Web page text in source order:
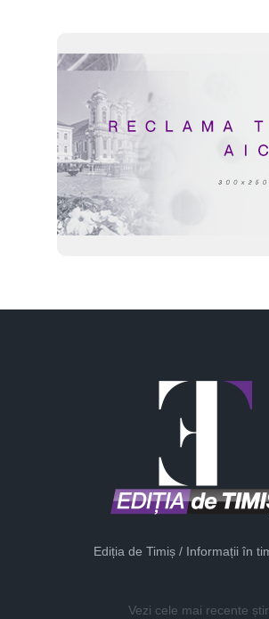
Ediția de Timiș / Informații în
Vezi cele mai recente